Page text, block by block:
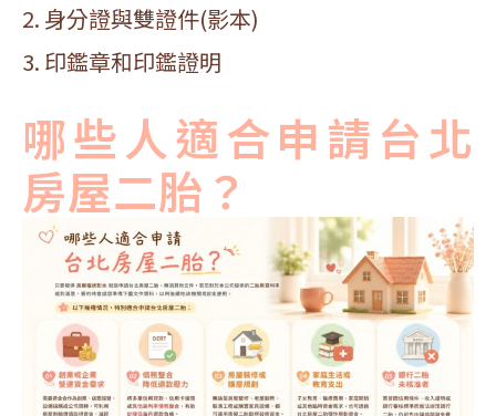
2. 身分證與雙證件(影本)
3. 印鑑章和印鑑證明
哪些人適合申請台北
房屋二胎？